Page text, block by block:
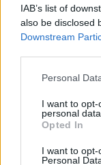
IAB’s list of
also be disclosed
Downstream
Personal
I want to
personal data.
Opted In
I want to
Personal